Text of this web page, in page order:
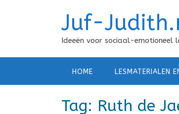
Juf-
Ideeën voor sociaal-emotioneel
HOME LESMATERIALEN
Tag: Ruth de